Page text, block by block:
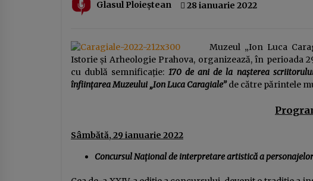
Ziua Principatelor Române – între
24 ianuarie 2026
DOCUMENTUL austerităţii.
Guvernul taie salariile, urmează
concedieri masive, concursuri pe
Glasul Ploieștean 28 ianuarie 2022
Muzeul „Ion Luca
Istorie şi Arheologie Prahova, organizează, în perioada
cu dublă semnificaţie: 170 de ani de la naşterea
înfiinţarea Muzeului „Ion Luca Caragiale”de către părintele
Sâmbătă, 29 ianuarie 2022
Concursul Național de interpretare artistică a